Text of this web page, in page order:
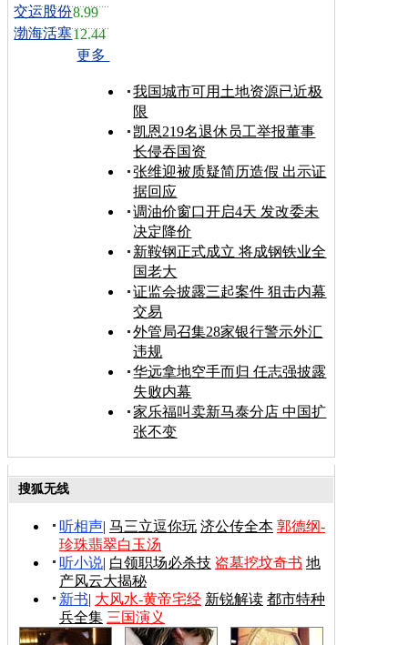
交运股份8.99
渤海活塞12.44
更多
我国城市可用土地资源已近极
限
凯恩219名退休员工举报董事
长侵吞国资
张维迎被质疑简历造假 出示证
据回应
调油价窗口开启4天 发改委未
决定降价
新鞍钢正式成立 将成钢铁业全
国老大
证监会披露三起案件 狙击内幕
交易
外管局召集28家银行警示外汇
违规
华远拿地空手而归 任志强披露
失败内幕
家乐福叫卖新马泰分店 中国扩
张不变
搜狐无线
听相声| 马三立逗你玩 济公传全本 郭德纲-
珍珠翡翠白玉汤
听小说| 白领职场必杀技 盗墓挖坟奇书 地
产风云大揭秘
新书| 大风水-黄帝宅经 新锐解读 都市特种
兵全集 三国演义